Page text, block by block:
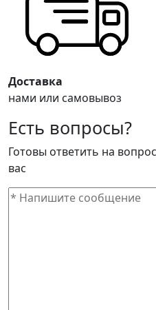
Доставка
нами или самовывоз
Есть вопросы?
Готовы ответить на
вас